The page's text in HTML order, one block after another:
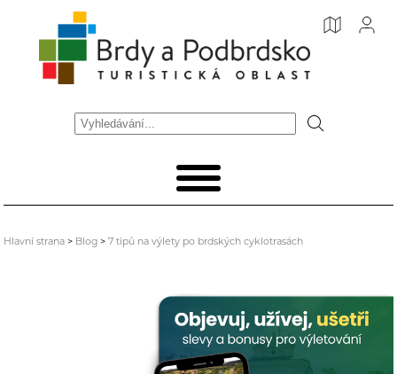
Hlavní strana > Blog >7 tipů na výlety po brdských cyklotrasách